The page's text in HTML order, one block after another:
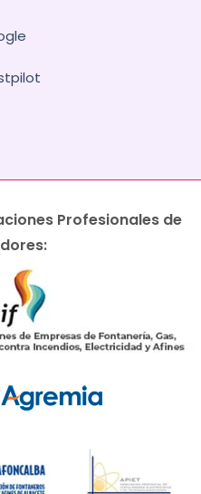
Profesionales de